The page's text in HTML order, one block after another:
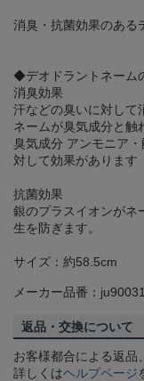
消臭・抗菌効果のある
◆デオドラントネーム
消臭効果
汗などの臭いに対して
ネームが臭気成分と触
臭気成分 アンモニア
対して効果があります
抗菌効果
銀のプラスイオンがネ
生を防ぎます。
サイズ：約58.5cm
メーカー品番：
返品・交換について
お客様都合による返品
詳しくはヘルプページ